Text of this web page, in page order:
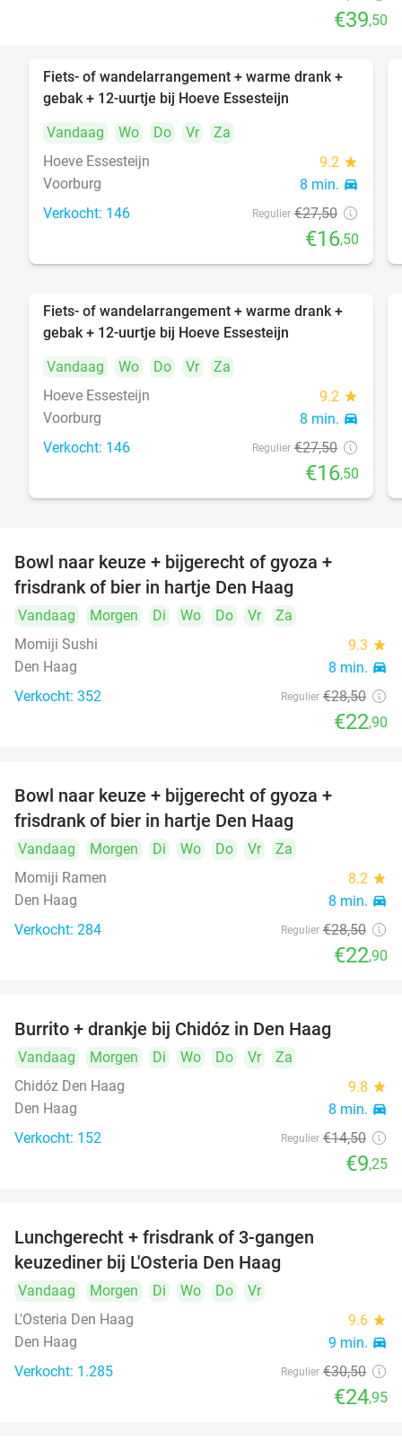
€39,50
40%
Fiets- of wandelarrangement + warme drank +
gebak + 12-uurtje bij Hoeve Essesteijn
Vandaag
Wo Do Vr
Za
Hoeve Essesteijn
9.2 star
Voorburg 8 min. directions_car
Verkocht: 146 Regulier €27,50
€16,50
40%
Fiets- of wandelarrangement + warme drank +
gebak + 12-uurtje bij Hoeve Essesteijn
Vandaag
Wo Do Vr
Za
Hoeve Essesteijn
9.2 star
Voorburg 8 min. directions_car
Verkocht: 146 Regulier €27,50
€16,50
Bowl naar keuze + bijgerecht of gyoza +
frisdrank of bier in hartje Den Haag
Vandaag Morgen Di Wo Do Vr
Za
Momiji Sushi
9.3 star
Den Haag 8 min. directions_car
Verkocht: 352 Regulier €28,50
€22,90
Bowl naar keuze + bijgerecht of gyoza +
frisdrank of bier in hartje Den Haag
Vandaag Morgen Di Wo Do Vr
Za
Momiji Ramen
8.2 star
Den Haag 8 min. directions_car
Verkocht: 284 Regulier €28,50
€22,90
Burrito + drankje bij Chidóz in Den Haag
Vandaag Morgen Di Wo Do Vr
Za
Chidóz Den Haag
9.8 star
Den Haag 8 min. directions_car
Verkocht: 152 Regulier €14,50
€9,25
Lunchgerecht + frisdrank of 3-gangen
keuzediner bij L'Osteria Den Haag
Vandaag Morgen Di Wo Do
Vr
L'Osteria Den Haag
9.6 star
Den Haag 9 min. directions_car
Verkocht: 1.285 Regulier €30,50
€24,95